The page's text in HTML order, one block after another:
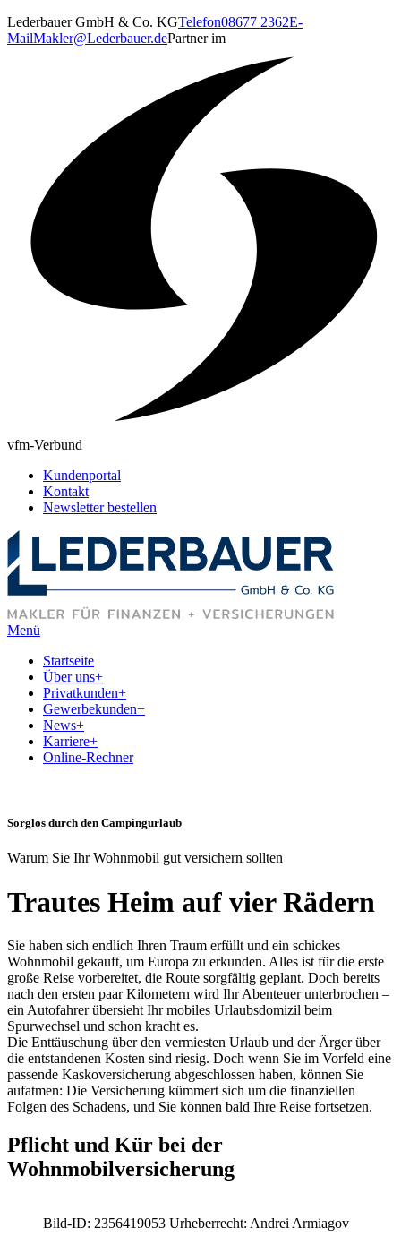
Lederbauer GmbH & Co. KGTelefon08677 2362E-
MailMakler@Lederbauer.dePartner im
vfm-Verbund
Kundenportal
Kontakt
Newsletter bestellen
Menü
Startseite
Über uns+
Privatkunden+
Gewerbekunden+
News+
Karriere+
Online-Rechner
Sorglos durch den Campingurlaub
Warum Sie Ihr Wohnmobil gut versichern sollten
Trautes Heim auf vier Rädern
Sie haben sich endlich Ihren Traum erfüllt und ein schickes
Wohnmobil gekauft, um Europa zu erkunden. Alles ist für die erste
große Reise vorbereitet, die Route sorgfältig geplant. Doch bereits
nach den ersten paar Kilometern wird Ihr Abenteuer unterbrochen –
ein Autofahrer übersieht Ihr mobiles Urlaubsdomizil beim
Spurwechsel und schon kracht es.
Die Enttäuschung über den vermiesten Urlaub und der Ärger über
die entstandenen Kosten sind riesig. Doch wenn Sie im Vorfeld eine
passende Kaskoversicherung abgeschlossen haben, können Sie
aufatmen: Die Versicherung kümmert sich um die finanziellen
Folgen des Schadens, und Sie können bald Ihre Reise fortsetzen.
Pflicht und Kür bei der
Wohnmobilversicherung
Bild-ID: 2356419053 Urheberrecht: Andrei Armiagov